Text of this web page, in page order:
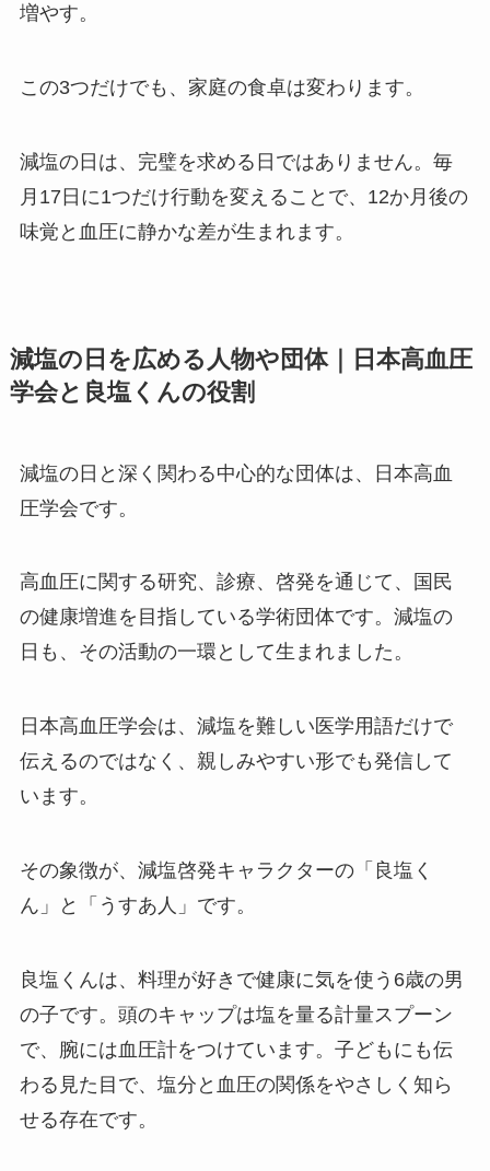
増やす。
この3つだけでも、家庭の食卓は変わります。
減塩の日は、完璧を求める日ではありません。毎
月17日に1つだけ行動を変えることで、12か月後の
味覚と血圧に静かな差が生まれます。
減塩の日を広める人物や団体｜日本高血圧
学会と良塩くんの役割
減塩の日と深く関わる中心的な団体は、日本高血
圧学会です。
高血圧に関する研究、診療、啓発を通じて、国民
の健康増進を目指している学術団体です。減塩の
日も、その活動の一環として生まれました。
日本高血圧学会は、減塩を難しい医学用語だけで
伝えるのではなく、親しみやすい形でも発信して
います。
その象徴が、減塩啓発キャラクターの「良塩く
ん」と「うすあ人」です。
良塩くんは、料理が好きで健康に気を使う6歳の男
の子です。頭のキャップは塩を量る計量スプーン
で、腕には血圧計をつけています。子どもにも伝
わる見た目で、塩分と血圧の関係をやさしく知ら
せる存在です。